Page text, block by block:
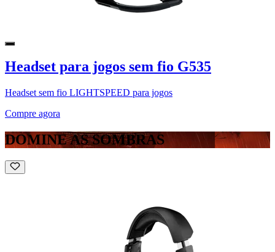
Headset para jogos sem fio G535
Headset sem fio LIGHTSPEED para jogos
Compre agora
DOMINE AS SOMBRAS